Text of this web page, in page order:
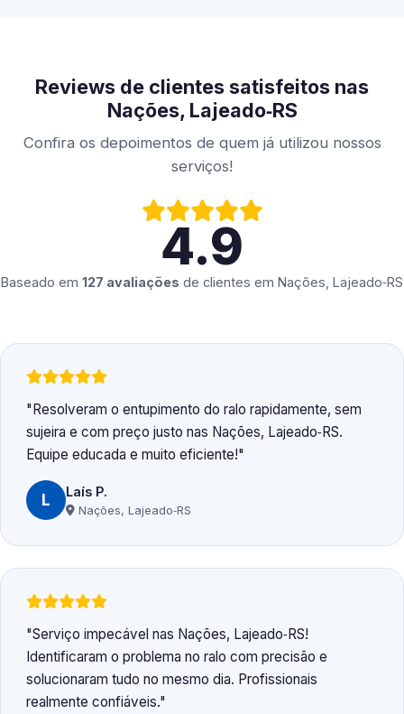
Reviews de clientes satisfeitos nas
Nações, Lajeado‑RS
Confira os depoimentos de quem já utilizou nossos
serviços!
4.9
Baseado em 127 avaliações de clientes em Nações, Lajeado‑RS
Resolveram o entupimento do ralo rapidamente, sem
sujeira e com preço justo nas Nações, Lajeado‑RS.
Equipe educada e muito eficiente!
L Laís P.
Nações, Lajeado‑RS
Serviço impecável nas Nações, Lajeado‑RS!
Identificaram o problema no ralo com precisão e
solucionaram tudo no mesmo dia. Profissionais
realmente confiáveis.